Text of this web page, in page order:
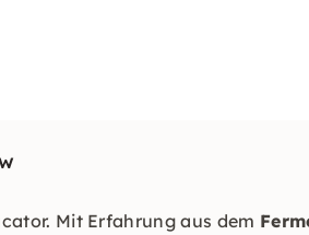
Mit Erfahrung aus dem